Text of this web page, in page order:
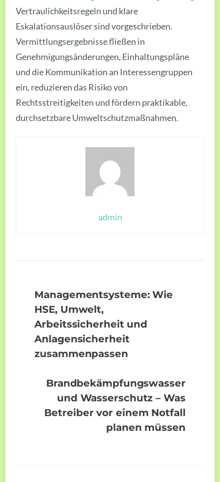
Vertraulichkeitsregeln und klare
Eskalationsauslöser sind vorgeschrieben.
Vermittlungsergebnisse fließen in
Genehmigungsänderungen, Einhaltungspläne
und die Kommunikation an Interessengruppen
ein, reduzieren das Risiko von
Rechtsstreitigkeiten und fördern praktikable,
durchsetzbare Umweltschutzmaßnahmen.
admin
Managementsysteme: Wie
HSE, Umwelt,
Arbeitssicherheit und
Anlagensicherheit
zusammenpassen
Brandbekämpfungswasser
und Wasserschutz – Was
Betreiber vor einem Notfall
planen müssen